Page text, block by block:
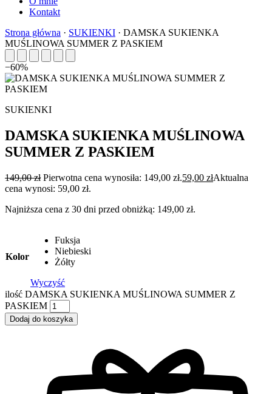
Kontakt
Strona główna · SUKIENKI · DAMSKA SUKIENKA
MUŚLINOWA SUMMER Z PASKIEM
−60%
SUKIENKI
DAMSKA SUKIENKA MUŚLINOWA
SUMMER Z PASKIEM
149,00zł Pierwotna cena wynosiła: 149,00 zł.59,00 złAktualna
cena wynosi: 59,00 zł.
Najniższa cena z 30 dni przed obniżką: 149,00 zł.
Kolor
Fuksja
Niebieski
Żółty
Wyczyść
ilość DAMSKA SUKIENKA MUŚLINOWA SUMMER Z
PASKIEM
Dodaj do koszyka